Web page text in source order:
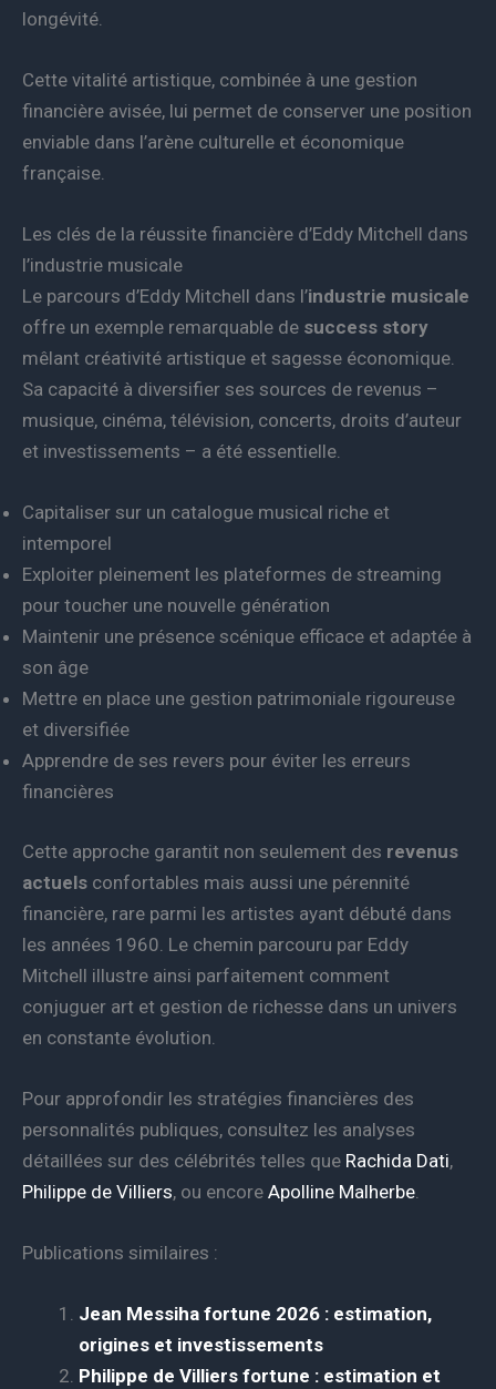
longévité.
Cette vitalité artistique, combinée à une gestion
financière avisée, lui permet de conserver une position
enviable dans l’arène culturelle et économique
française.
Les clés de la réussite financière d’Eddy Mitchell dans
l’industrie musicale
Le parcours d’Eddy Mitchell dans l’industrie musicale
offre un exemple remarquable de success story
mêlant créativité artistique et sagesse économique.
Sa capacité à diversifier ses sources de revenus –
musique, cinéma, télévision, concerts, droits d’auteur
et investissements – a été essentielle.
Capitaliser sur un catalogue musical riche et
intemporel
Exploiter pleinement les plateformes de streaming
pour toucher une nouvelle génération
Maintenir une présence scénique efficace et adaptée à
son âge
Mettre en place une gestion patrimoniale rigoureuse
et diversifiée
Apprendre de ses revers pour éviter les erreurs
financières
Cette approche garantit non seulement des revenus
actuels confortables mais aussi une pérennité
financière, rare parmi les artistes ayant débuté dans
les années 1960. Le chemin parcouru par Eddy
Mitchell illustre ainsi parfaitement comment
conjuguer art et gestion de richesse dans un univers
en constante évolution.
Pour approfondir les stratégies financières des
personnalités publiques, consultez les analyses
détaillées sur des célébrités telles que Rachida Dati,
Philippe de Villiers, ou encore Apolline Malherbe.
Publications similaires :
Jean Messiha fortune 2026 : estimation,
origines et investissements
Philippe de Villiers fortune : estimation et